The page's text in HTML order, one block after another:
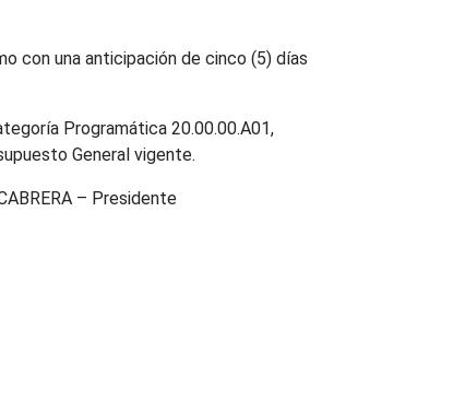
con una anticipación de cinco (5) días
Programática 20.00.00.A01,
General vigente.
– Presidente